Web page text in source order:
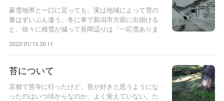
豪雪地帯と一口に言っても、実は地域によって雪の
量はずいぶん違う。冬に車で新潟市方面に出掛ける
と、徐々に積雪が減って長岡辺りは「一応雪ありま
2022/01/15 20:11
苔について
京都で苔寺に行ったけど、苔が好きと思うようにな
ったのはいつ頃からなのか、よく覚えていない。た